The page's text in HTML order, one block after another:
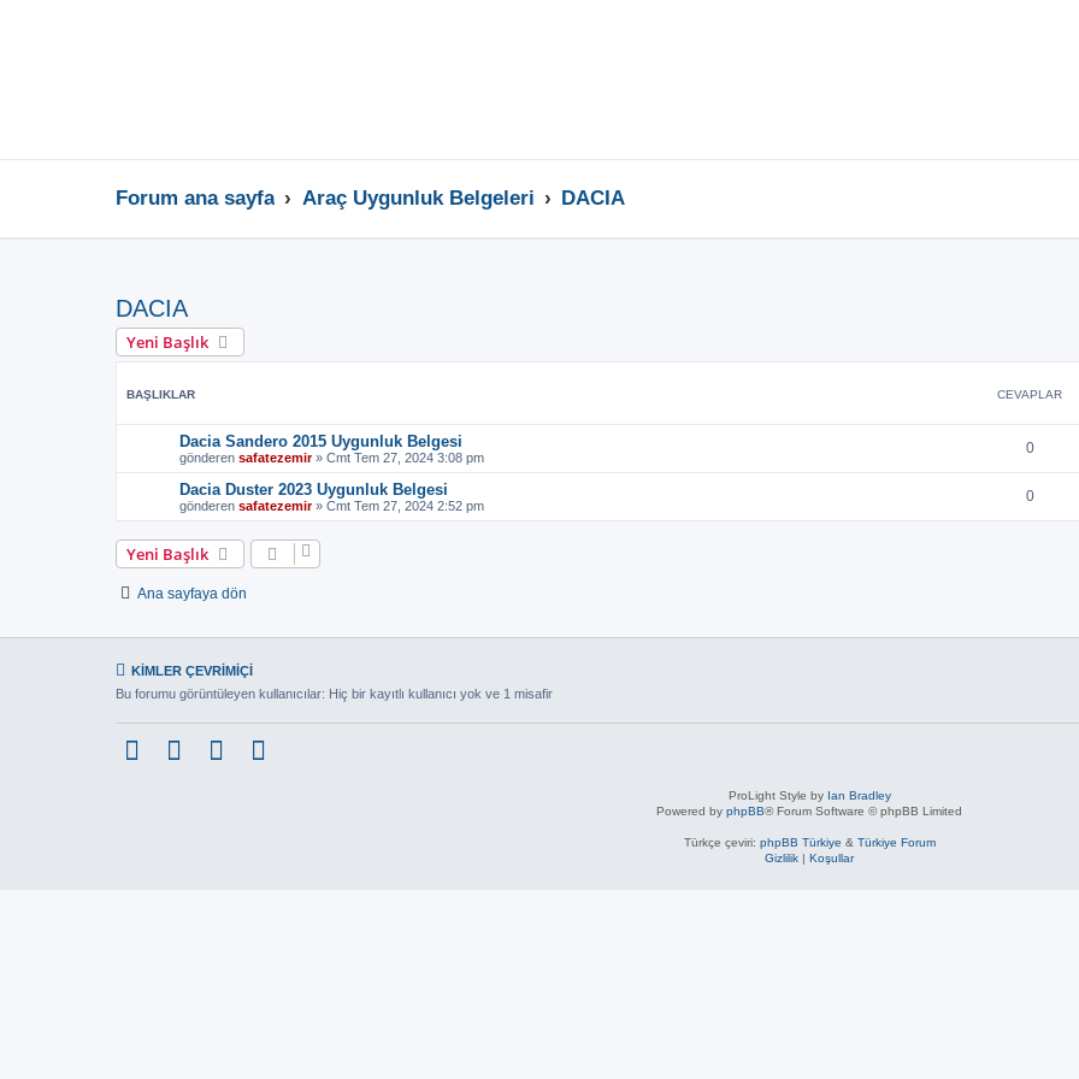
Forum ana sayfa Araç Uygunluk Belgeleri DACIA
DACIA
Yeni Başlık
BAŞLIKLAR CEVAPLAR
Dacia Sandero 2015 Uygunluk Belgesi
gönderen safatezemir» Cmt Tem 27, 2024 3:08 pm
0
Dacia Duster 2023 Uygunluk Belgesi
gönderen safatezemir» Cmt Tem 27, 2024 2:52 pm
0
Yeni Başlık
Ana sayfaya dön
KIMLER ÇEVRIMIÇI
Bu forumu görüntüleyen kullanıcılar: Hiç bir kayıtlı kullanıcı yok ve 1 misafir
ProLight Style by Ian Bradley
Powered by phpBB® Forum Software © phpBB Limited
Türkçe çeviri: phpBB Türkiye & Türkiye Forum
Gizlilik | Koşullar